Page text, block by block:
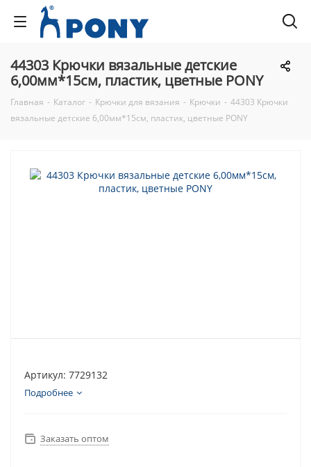
44303 Крючки вязальные детские
6,00мм*15см, пластик, цветные PONY
Главная - Каталог - Крючки для вязания - Крючки - 44303 Крючки
вязальные детские 6,00мм*15см, пластик, цветные PONY
Артикул: 7729132
Подробнее
Заказать оптом